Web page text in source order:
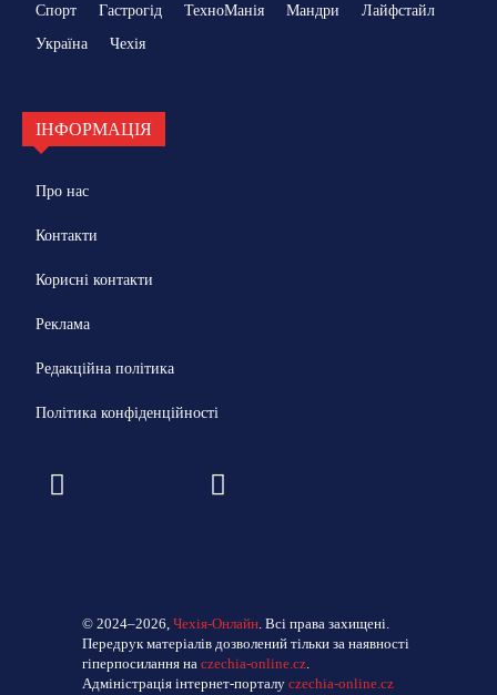
Спорт
Гастрогід ТехноМанія Мандри
Лайфстайл
Україна
Чехія
ІНФОРМАЦІЯ
Про нас
Контакти
Корисні контакти
Реклама
Редакційна політика
Політика конфіденційності
© 2024–2026,Чехія-Онлайн. Всі права захищені.
Передрук матеріалів дозволений тільки за наявності
гіперпосилання наczechia-online.cz.
Адміністрація інтернет-порталуczechia-online.cz